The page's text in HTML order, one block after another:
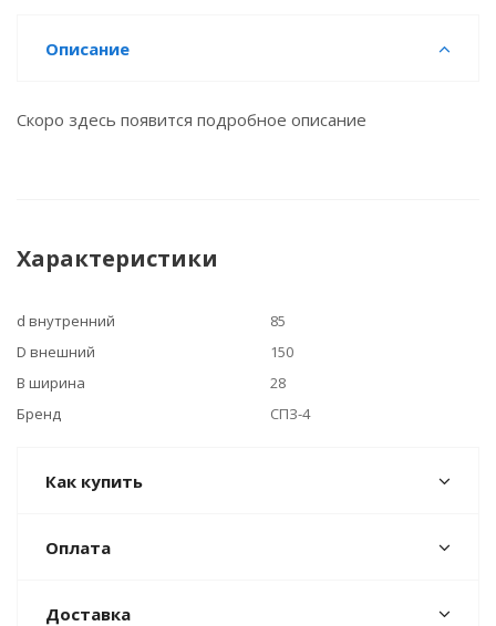
Описание
Скоро здесь появится подробное описание
Характеристики
d внутренний
85
D внешний
150
B ширина
28
Бренд
СПЗ-4
Как купить
Оплата
Доставка